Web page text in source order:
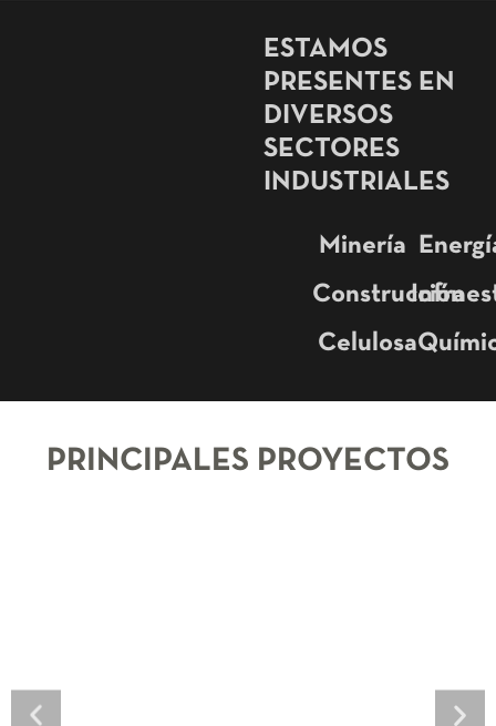
ESTAMOS
PRESENTES EN
DIVERSOS
SECTORES
INDUSTRIALES
Minería
Construcción
Celulosa
PRINCIPALES PROYECTOS